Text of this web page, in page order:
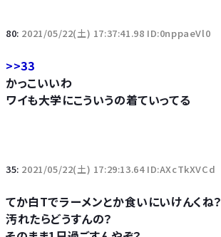
80: 2021/05/22(土) 17:37:41.98 ID:0nppaeVl0
>>33
かっこいいわ
ワイも大学にこういうの着ていってる
35: 2021/05/22(土) 17:29:13.64 ID:AXcTkXVCd
てか白Tでラーメンとか食いにいけんくね？
汚れたらどうすんの？